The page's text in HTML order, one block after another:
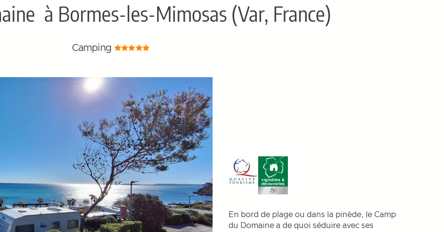
à Bormes-les-Mimosas (Var, France)
Camping
En bord de plage ou dans la pinède, le Camp
du Domaine a de quoi séduire avec ses